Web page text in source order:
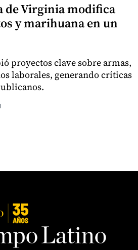
de Virginia modifica
y marihuana en un
proyectos clave sobre armas,
laborales, generando críticas